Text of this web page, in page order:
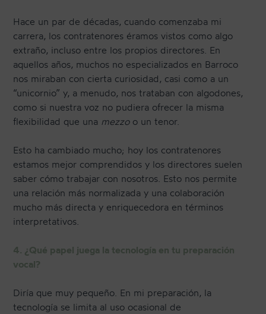
Hace un par de décadas, cuando comenzaba mi
carrera, los contratenores éramos vistos como algo
extraño, incluso entre los propios directores. En
aquellos años, muchos no especializados en Barroco
nos miraban con cierta curiosidad, casi como a un
“unicornio” y, a menudo, nos trataban con algodones,
como si nuestra voz no pudiera ofrecer la misma
flexibilidad que una mezzoo un tenor.
Esto ha cambiado mucho; hoy los contratenores
estamos mejor comprendidos y los directores suelen
saber cómo trabajar con nosotros. Esto nos permite
una relación más normalizada y una colaboración
mucho más directa y enriquecedora en términos
interpretativos.
4. ¿Qué papel juega la tecnología en tu preparación
vocal?
Diría que muy pequeño. En mi preparación, la
tecnología se limita al uso ocasional de